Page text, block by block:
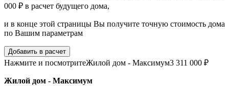
000 ₽ в расчет будущего дома,
и в конце этой страницы Вы получите точную стоимость дома
по Вашим параметрам
Добавить в расчет
Нажмите и посмотритеЖилой дом - Максимум3 311 000 ₽
Жилой дом - Максимум